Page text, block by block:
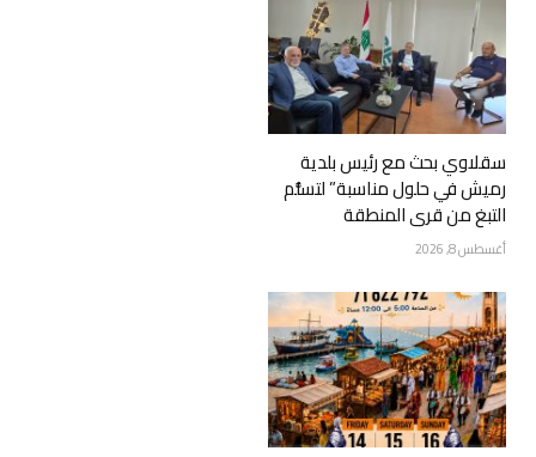
سقلاوي بحث مع رئيس بلدية
رميش في حلول مناسبة” لتسلُّم
التبغ من قرى المنطقة
أغسطس 8, 2026